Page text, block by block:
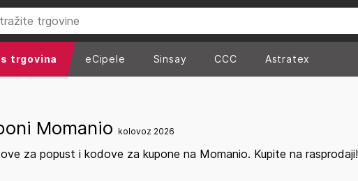
trgovina eCipele Sinsay CCC Astratex
Momanio kolovoz 2026
za popust i kodove za kupone na Momanio. Kupite na rasprodaji!